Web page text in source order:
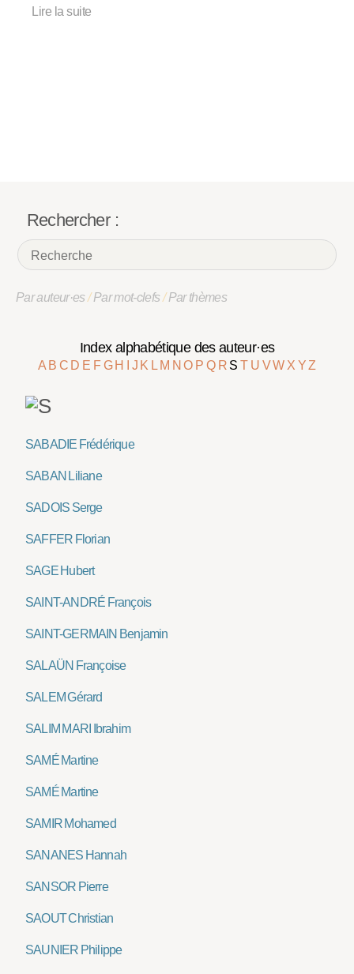
Lire la suite
Rechercher :
Par auteur·es/Par mot-clefs/Par thèmes
Index alphabétique des auteur·es
A B C D E F G H J K L M NO P Q R ST U VW X YZ
SABADIE Frédérique
SABAN Liliane
SADOIS Serge
SAFFER Florian
SAGE Hubert
SAINT-ANDRÉ François
SAINT-GERMAIN Benjamin
SALAÜN Françoise
SALEM Gérard
SALIM MARI Ibrahim
SAMÉ Martine
SAMÉ Martine
SAMIR Mohamed
SANANES Hannah
SANSOR Pierre
SAOUT Christian
SAUNIER Philippe